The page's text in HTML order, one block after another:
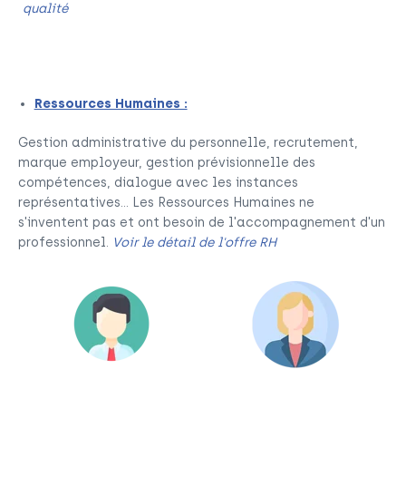
qualité
Ressources Humaines :
Gestion administrative du personnelle, recrutement,
marque employeur, gestion prévisionnelle des
compétences, dialogue avec les instances
représentatives… Les Ressources Humaines ne
s'inventent pas et ont besoin de l'accompagnement d'un
professionnel. Voir le détail de l'offre RH